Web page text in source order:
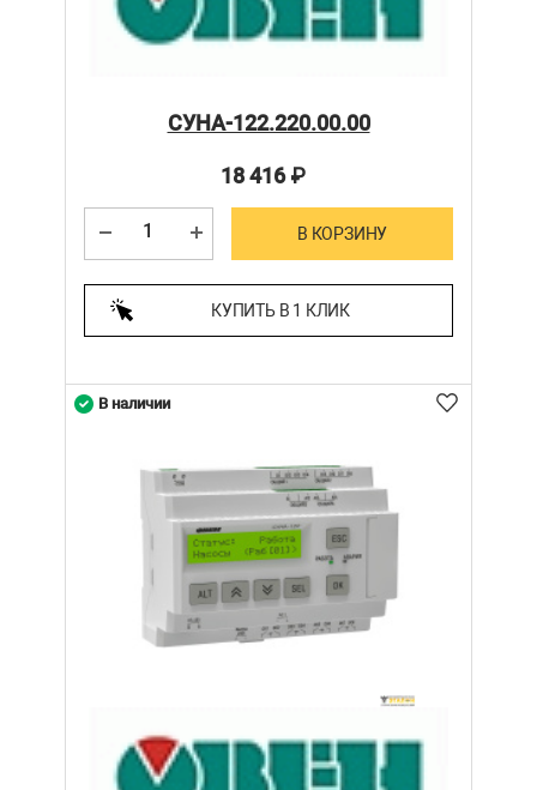
СУНА-122.220.00.00
18 416₽
В КОРЗИНУ
КУПИТЬ В 1 КЛИК
В наличии